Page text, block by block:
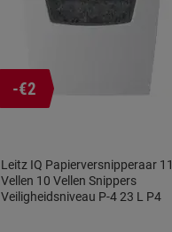
-€2
Leitz IQ Papierversnipperaar 11
Vellen 10 Vellen Snippers
Veiligheidsniveau P-4 23 L P4